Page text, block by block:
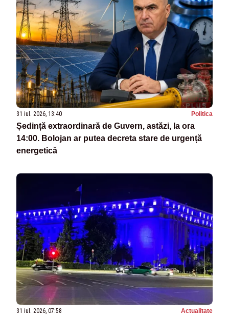
31 iul. 2026, 13:40 Politica
Ședință extraordinară de Guvern, astăzi, la ora
14:00. Bolojan ar putea decreta stare de urgență
energetică
31 iul. 2026, 07:58 Actualitate